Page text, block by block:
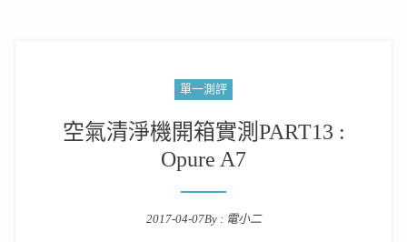
單一測評
空氣清淨機開箱實測PART13 :
Opure A7
2017-04-07By : 電小二